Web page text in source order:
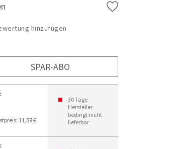
hinzufügen
SPAR-ABO
11,59 €
30 Tage
Hersteller
bedingt nicht
lieferbar